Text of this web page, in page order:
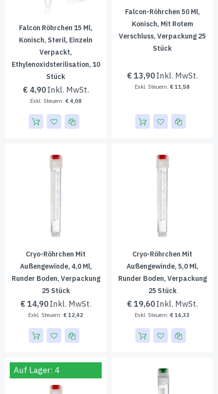
Falcon Röhrchen 15 Ml,
Konisch, Steril, Einzeln
Verpackt,
Ethylenoxidsterilisation, 10
Stück
€ 4,90
€ 4,08
Falcon-Röhrchen 50 Ml,
Konisch, Mit Rotem
Verschluss, Verpackung 25
Stück
€ 13,90
€ 11,58
Cryo-Röhrchen Mit
Außengewinde, 4,0 Ml,
Runder Boden, Verpackung
25 Stück
€ 14,90
€ 12,42
Cryo-Röhrchen Mit
Außengewinde, 5,0 Ml,
Runder Boden, Verpackung
25 Stück
€ 19,60
€ 16,33
Auf Lager: 4